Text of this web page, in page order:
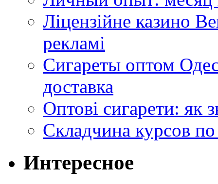
Ліцензійне казино
рекламі
Сигареты оптом
доставка
Оптові сигарети: як
Складчина курсов
Интересное